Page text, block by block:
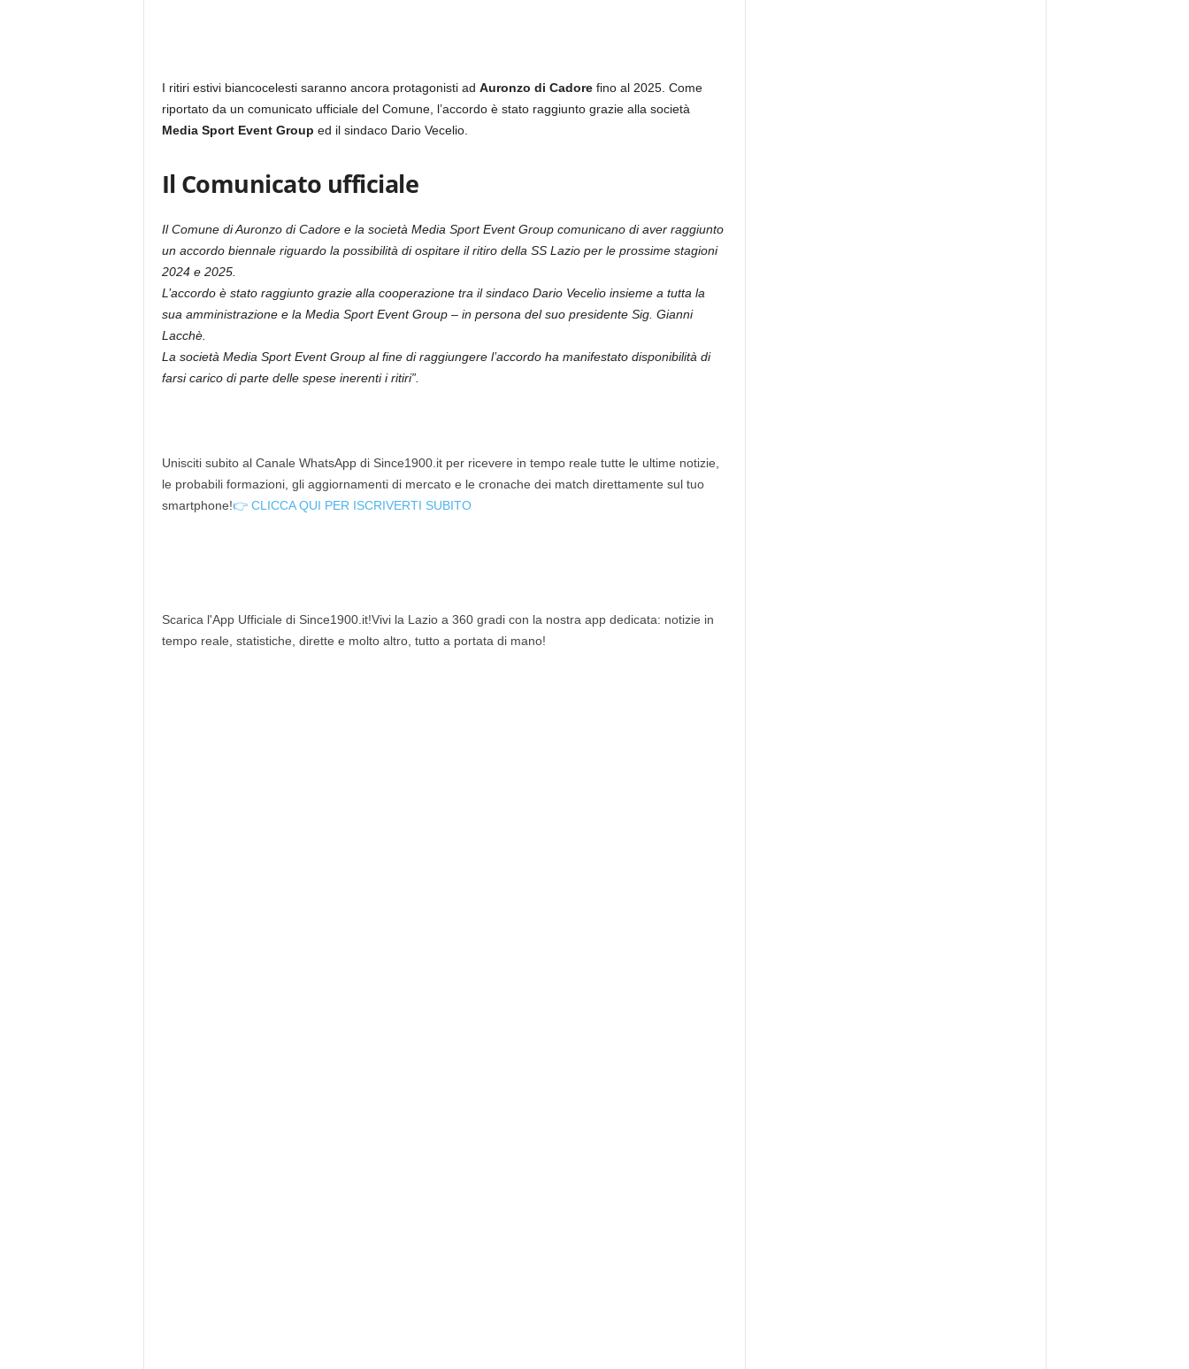
I ritiri estivi biancocelesti saranno ancora protagonisti ad Auronzo di Cadorefino al 2025. Come
riportato da un comunicato ufficiale del Comune, l’accordo è stato raggiunto grazie alla società
Media Sport Event Group ed il sindaco Dario Vecelio.
Il Comunicato ufficiale
Il Comune di Auronzo di Cadore e la società Media Sport Event Group comunicano di aver raggiunto
un accordo biennale riguardo la possibilità di ospitare il ritiro della SS Lazio per le prossime stagioni
2024 e 2025.
L’accordo è stato raggiunto grazie alla cooperazione tra il sindaco Dario Vecelio insieme a tutta la
sua amministrazione e la Media Sport Event Group – in persona del suo presidente Sig. Gianni
Lacchè.
La società Media Sport Event Group al fine di raggiungere l’accordo ha manifestato disponibilità di
farsi carico di parte delle spese inerenti i ritiri”.
Unisciti subito al Canale WhatsApp di Since1900.it per ricevere in tempo reale tutte le ultime notizie,
le probabili formazioni, gli aggiornamenti di mercato e le cronache dei match direttamente sul tuo
smartphone!👉 CLICCA QUI PER ISCRIVERTI SUBITO
Scarica l'App Ufficiale di Since1900.it!Vivi la Lazio a 360 gradi con la nostra app dedicata: notizie in
tempo reale, statistiche, dirette e molto altro, tutto a portata di mano!